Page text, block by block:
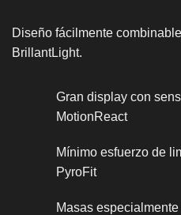
Diseño fácilmente
BrillantLight.
Gran display con
MotionReact
Mínimo esfuerzo de
PyroFit
Masas